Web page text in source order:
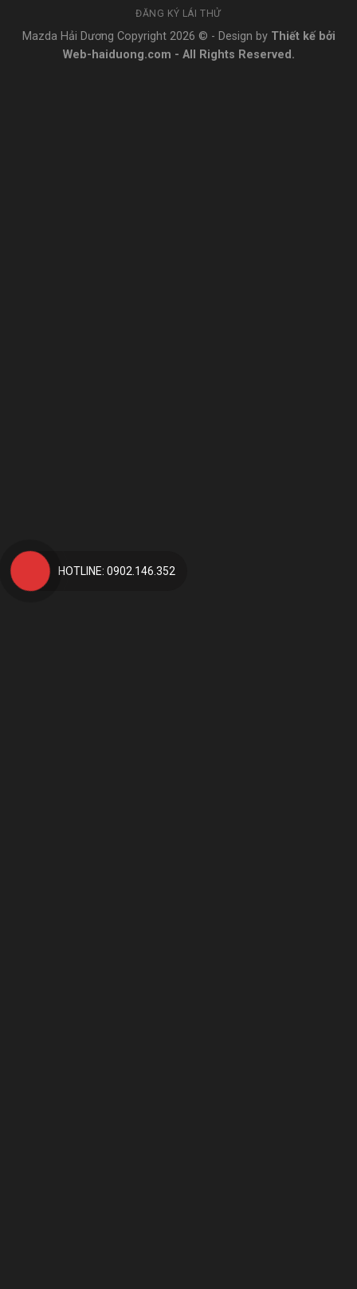
ĐĂNG KÝ LÁI THỬ
Mazda Hải Dương Copyright 2026 © - Design by Thiết kế bởi
Web-haiduong.com - All Rights Reserved.
HOTLINE: 0902.146.352